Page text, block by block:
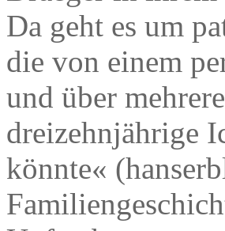
Da geht es um
die von einem
und über
dreizehnjährige
könnte«